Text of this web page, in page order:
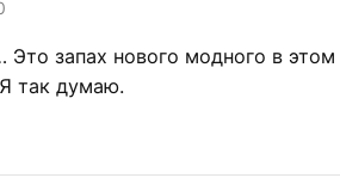
запах нового модного в этом
так думаю.